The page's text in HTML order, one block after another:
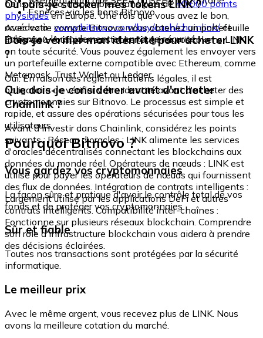
Espèces via les bons Bitnovo
bons Bitnovo, disponibles dans plus de40 000 points
physiquesen Europe. Une fois que vous avez le bon,
accédez à : www.bitnovo.com/buy/cash/chainlink/et
échangez-le rapidement et en toute sécurité.
Où puis-je stocker mes tokens LINK ?
Avec votre compte Bitnovo, vous obtenez un portefeuille
intégré où vous pouvez stocker et gérer vos tokens LINK
en toute sécurité. Vous pouvez également les envoyer vers
un portefeuille externe compatible avec Ethereum, comme
Metamask, Trust Wallet ou Ledger.
Dois-je vérifier mon identité pour acheter LINK
?
Oui. En raison des réglementations légales, il est
obligatoire de vérifier votre identité avant d'acheter des
cryptomonnaies sur Bitnovo. Le processus est simple et
rapide, et assure des opérations sécurisées pour tous les
utilisateurs.
Que dois-je considérer avant d'acheter
Chainlink ?
Avant d'investir dans Chainlink, considérez les points
suivants : Réseau d'oracles : LINK alimente les services
d'oracles décentralisés connectant les blockchains aux
données du monde réel. Opérateurs de nœuds : LINK est
utilisé pour payer les opérateurs de nœuds qui fournissent
des flux de données. Intégration de contrats intelligents :
Largement utilisé par les applications DeFi et autres
contrats intelligents. Compatibilité inter-chaînes :
Fonctionne sur plusieurs réseaux blockchain. Comprendre
son rôle d'infrastructure blockchain vous aidera à prendre
des décisions éclairées.
Pourquoi Bitnovo ?
Vous gardez vos cryptomonnaies
La façon sûre et pratique d'avoir le contrôle total de vos
fonds et de protéger vos cryptomonnaies.
Sûr et fiable
Toutes nos transactions sont protégées par la sécurité
informatique.
Le meilleur prix
Avec le même argent, vous recevez plus de LINK. Nous
avons la meilleure cotation du marché.